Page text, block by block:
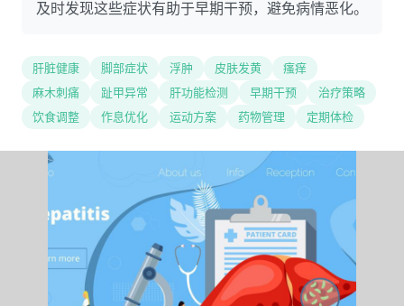
及时发现这些症状有助于早期干预，避免病情恶化。
肝脏健康 脚部症状 浮肿 皮肤发黄
瘙痒
麻木刺痛
趾甲异常 肝功能检测 早期干预
治疗策略
饮食调整
作息优化 运动方案 药物管理 定期体检